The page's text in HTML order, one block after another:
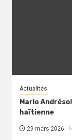
Actualités
Mario
haïtienne
29 mars 2026